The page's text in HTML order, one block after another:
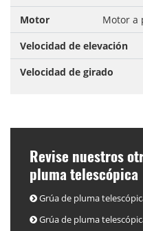
Motor
Motor a
Velocidad de elevación
Velocidad de girado
Revise nuestros
pluma telescópica
Grúa de pluma
Grúa de pluma